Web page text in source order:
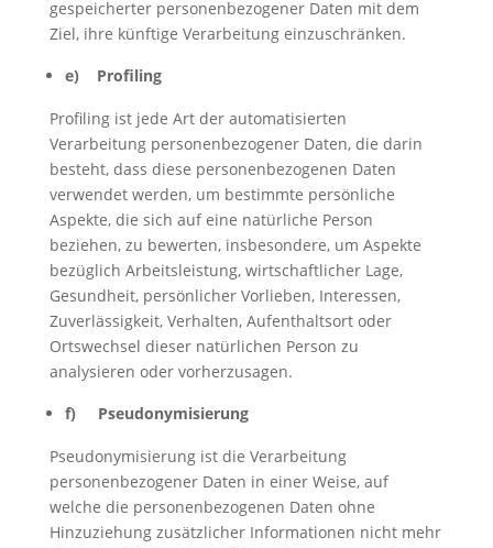
gespeicherter personenbezogener Daten mit dem
Ziel, ihre künftige Verarbeitung einzuschränken.
e) Profiling
Profiling ist jede Art der automatisierten
Verarbeitung personenbezogener Daten, die darin
besteht, dass diese personenbezogenen Daten
verwendet werden, um bestimmte persönliche
Aspekte, die sich auf eine natürliche Person
beziehen, zu bewerten, insbesondere, um Aspekte
bezüglich Arbeitsleistung, wirtschaftlicher Lage,
Gesundheit, persönlicher Vorlieben, Interessen,
Zuverlässigkeit, Verhalten, Aufenthaltsort oder
Ortswechsel dieser natürlichen Person zu
analysieren oder vorherzusagen.
f) Pseudonymisierung
Pseudonymisierung ist die Verarbeitung
personenbezogener Daten in einer Weise, auf
welche die personenbezogenen Daten ohne
Hinzuziehung zusätzlicher Informationen nicht mehr